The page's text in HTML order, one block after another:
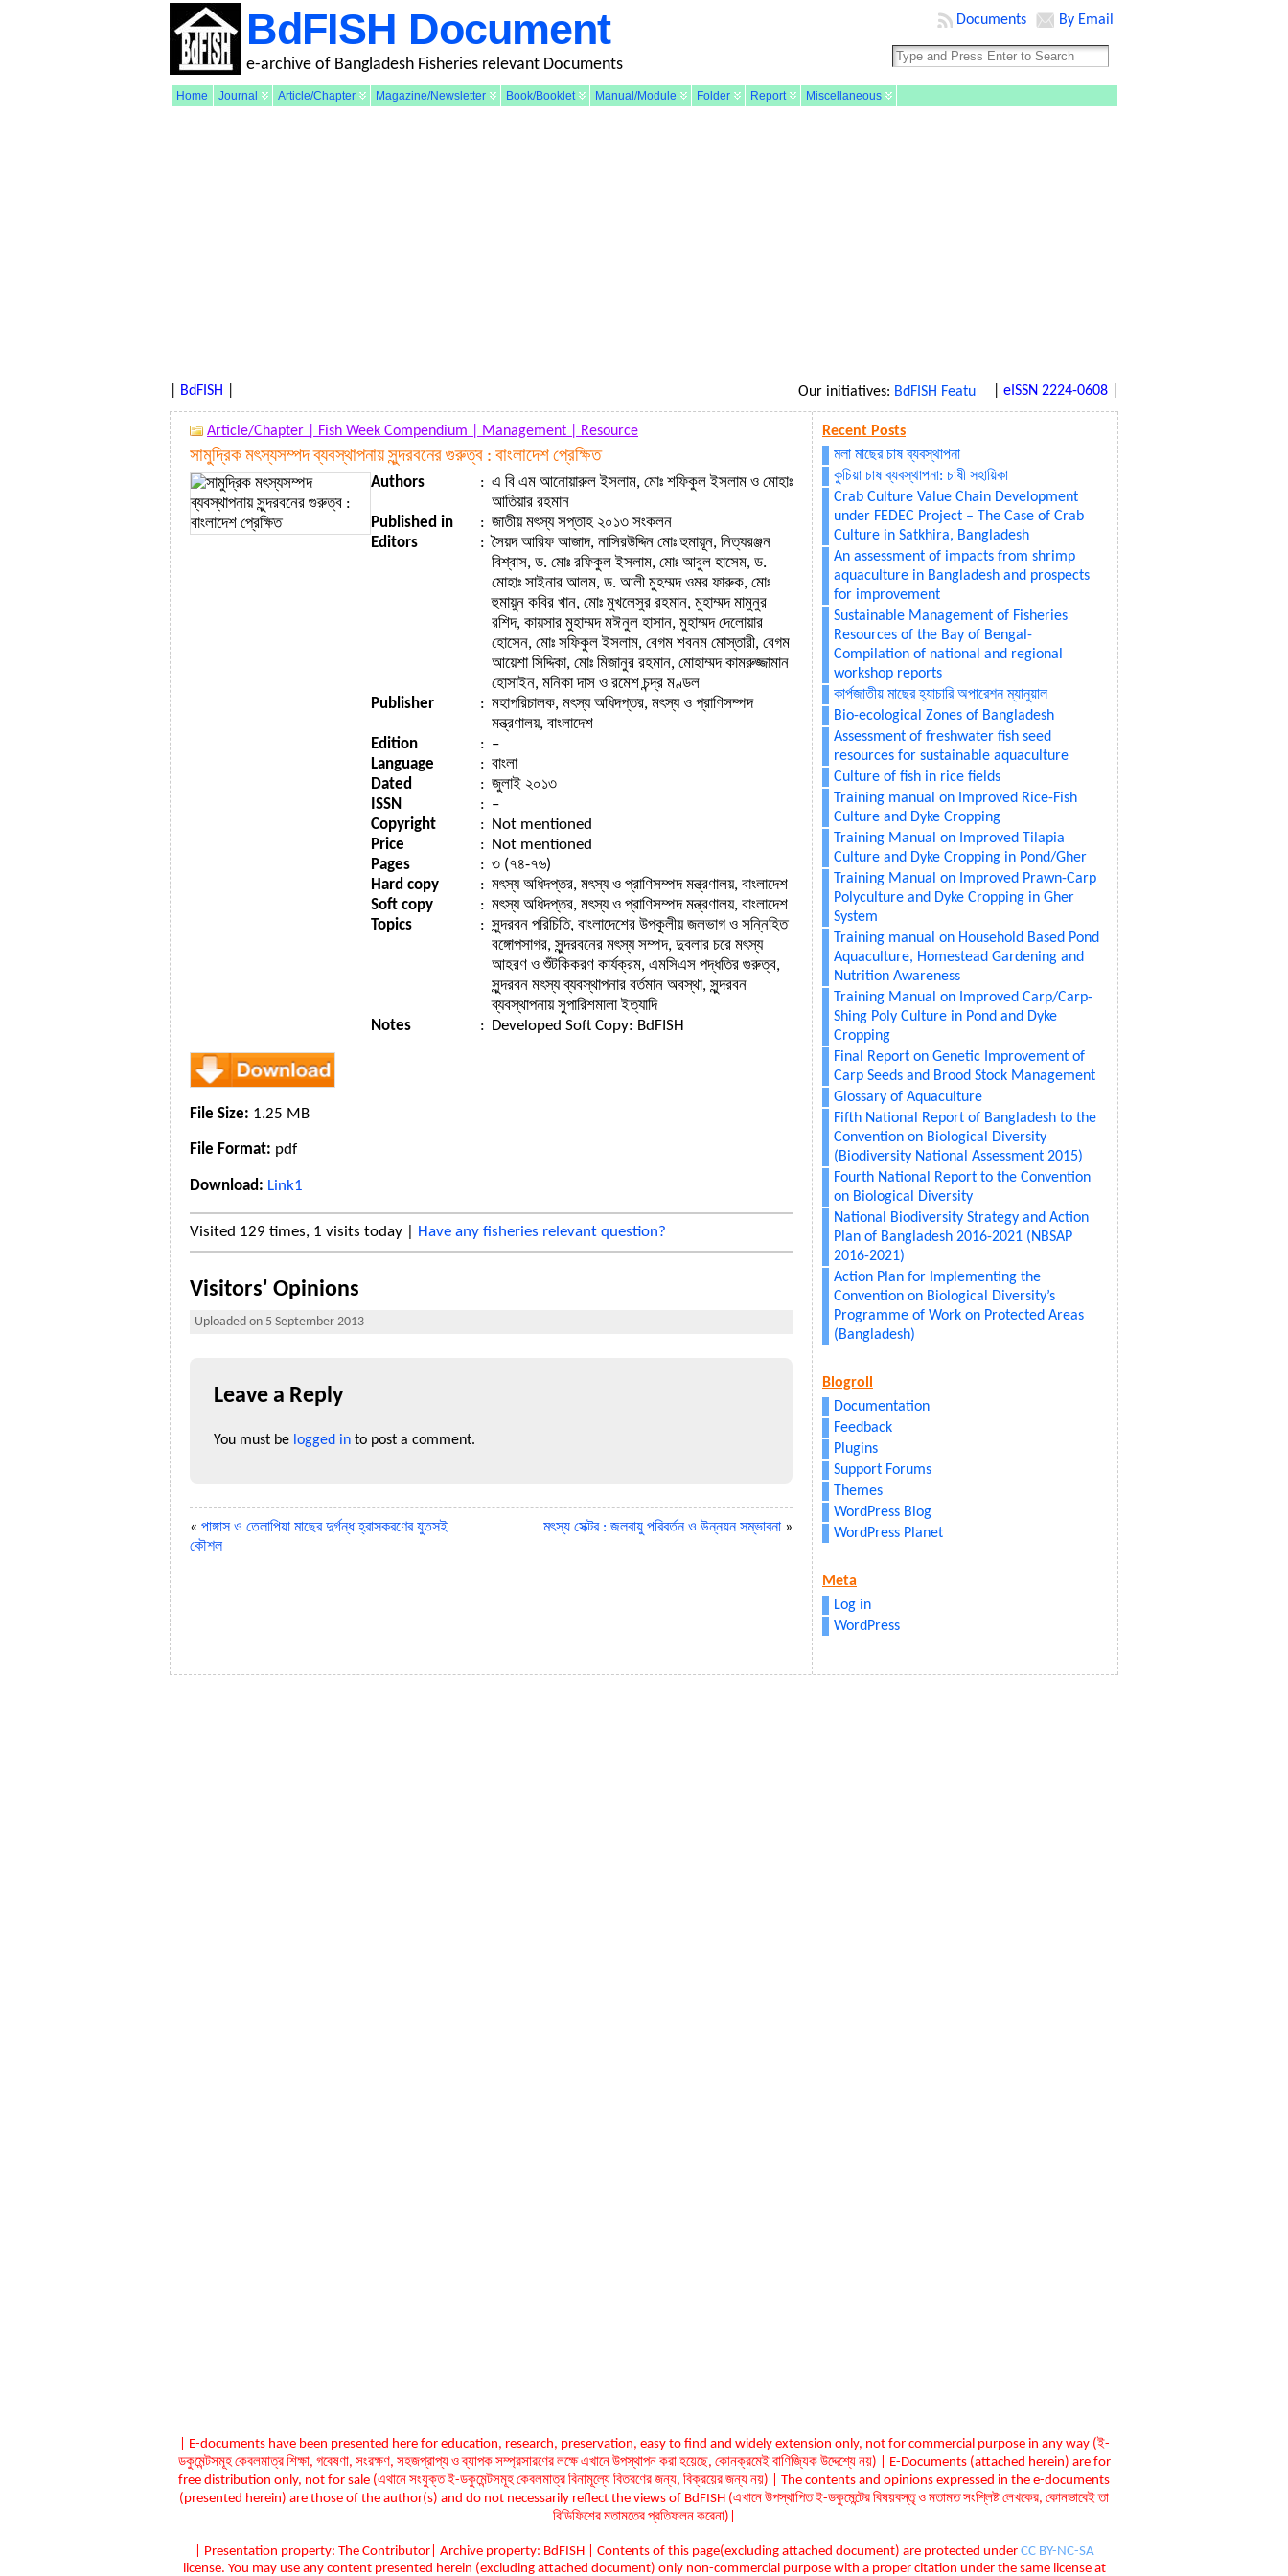
BdFISH Document
e-archive of Bangladesh Fisheries relevant Documents
By Email
Documents
Home Journal Article/Chapter Magazine/Newsletter Book/Booklet Manual/Module Folder Report Miscellaneous
BdFISH Our initiatives:BdFISH Feature| BdFISH Bangla|BdFISH Reference
eISSN 2224-0608
Article/Chapter | Fish Week Compendium | Management | Resource
সামুদ্রিক মৎস্যসম্পদ ব্যবস্থাপনায় সুন্দরবনের গুরুত্ব : বাংলাদেশ প্রেক্ষিত
Authors : এ বি এম আনোয়ারুল ইসলাম, মোঃ শফিকুল ইসলাম ও মোহাঃ
আতিয়ার রহমান
Published in
: জাতীয় মৎস্য সপ্তাহ ২০১৩ সংকলন
Editors
: সৈয়দ আরিফ আজাদ, নাসিরউদ্দিন মোঃ হুমায়ূন, নিত্যরঞ্জন
বিশ্বাস, ড. মোঃ রফিকুল ইসলাম, মোঃ আবুল হাসেম, ড.
মোহাঃ সাইনার আলম, ড. আলী মুহম্মদ ওমর ফারুক, মোঃ
হুমায়ুন কবির খান, মোঃ মুখলেসুর রহমান, মুহাম্মদ মামুনুর
রশিদ, কায়সার মুহাম্মদ মঈনুল হাসান, মুহাম্মদ দেলোয়ার
হোসেন, মোঃ সফিকুল ইসলাম, বেগম শবনম মোস্তারী, বেগম
আয়েশা সিদ্দিকা, মোঃ মিজানুর রহমান, মোহাম্মদ কামরুজ্জামান
হোসাইন, মনিকা দাস ও রমেশ চন্দ্র মণ্ডল
Publisher
: মহাপরিচালক, মৎস্য অধিদপ্তর, মৎস্য ও প্রাণিসম্পদ
মন্ত্রণালয়, বাংলাদেশ
Edition
: –
Language
: বাংলা
Dated
: জুলাই ২০১৩
ISSN
: –
Copyright
: Not mentioned
Price
: Not mentioned
Pages
: ৩ (৭৪-৭৬)
Hard copy
: মৎস্য অধিদপ্তর, মৎস্য ও প্রাণিসম্পদ মন্ত্রণালয়, বাংলাদেশ
Soft copy
: মৎস্য অধিদপ্তর, মৎস্য ও প্রাণিসম্পদ মন্ত্রণালয়, বাংলাদেশ
Topics
: সুন্দরবন পরিচিতি, বাংলাদেশের উপকূলীয় জলভাগ ও সন্নিহিত
বঙ্গোপসাগর, সুন্দরবনের মৎস্য সম্পদ, দুবলার চরে মৎস্য
আহরণ ও শুঁটকিকরণ কার্যক্রম, এমসিএস পদ্ধতির গুরুত্ব,
সুন্দরবন মৎস্য ব্যবস্থাপনার বর্তমান অবস্থা, সুন্দরবন
ব্যবস্থাপনায় সুপারিশমালা ইত্যাদি
Notes
: Developed Soft Copy: BdFISH
File Size: 1.25 MB
File Format: pdf
Download: Link1
Visited 129 times, 1 visits today | Have any fisheries relevant question?
Visitors' Opinions
Uploaded on 5 September 2013
Leave a Reply
You must be logged in to post a comment.
« পাঙ্গাস ও তেলাপিয়া মাছের দুর্গন্ধ হ্রাসকরণের যুতসই
কৌশল
মৎস্য সেক্টর : জলবায়ু পরিবর্তন ও উন্নয়ন সম্ভাবনা »
Recent Posts
মলা মাছের চাষ ব্যবস্থাপনা
কুচিয়া চাষ ব্যবস্থাপনা: চাষী সহায়িকা
Crab Culture Value Chain Development
under FEDEC Project – The Case of Crab
Culture in Satkhira, Bangladesh
An assessment of impacts from shrimp
aquaculture in Bangladesh and prospects
for improvement
Sustainable Management of Fisheries
Resources of the Bay of Bengal-
Compilation of national and regional
workshop reports
কার্পজাতীয় মাছের হ্যাচারি অপারেশন ম্যানুয়াল
Bio-ecological Zones of Bangladesh
Assessment of freshwater fish seed
resources for sustainable aquaculture
Culture of fish in rice fields
Training manual on Improved Rice-Fish
Culture and Dyke Cropping
Training Manual on Improved Tilapia
Culture and Dyke Cropping in Pond/Gher
Training Manual on Improved Prawn-Carp
Polyculture and Dyke Cropping in Gher
System
Training manual on Household Based Pond
Aquaculture, Homestead Gardening and
Nutrition Awareness
Training Manual on Improved Carp/Carp-
Shing Poly Culture in Pond and Dyke
Cropping
Final Report on Genetic Improvement of
Carp Seeds and Brood Stock Management
Glossary of Aquaculture
Fifth National Report of Bangladesh to the
Convention on Biological Diversity
(Biodiversity National Assessment 2015)
Fourth National Report to the Convention
on Biological Diversity
National Biodiversity Strategy and Action
Plan of Bangladesh 2016-2021 (NBSAP
2016-2021)
Action Plan for Implementing the
Convention on Biological Diversity’s
Programme of Work on Protected Areas
(Bangladesh)
Blogroll
Documentation
Feedback
Plugins
Support Forums
Themes
WordPress Blog
WordPress Planet
Meta
Log in
WordPress
| E-documents have been presented here for education, research, preservation, easy to find and widely extension only, not for commercial purpose in any way (ই-
ডকুমেন্টসমূহ কেবলমাত্র শিক্ষা, গবেষণা, সংরক্ষণ, সহজপ্রাপ্য ও ব্যাপক সম্প্রসারণের লক্ষে এখানে উপস্থাপন করা হয়েছে, কোনক্রমেই বাণিজ্যিক উদ্দেশ্যে নয়) | E-Documents (attached herein) are for
free distribution only, not for sale (এথানে সংযুক্ত ই-ডকুমেন্টসমূহ কেবলমাত্র বিনামূল্যে বিতরণের জন্য, বিক্রয়ের জন্য নয়) | The contents and opinions expressed in the e-documents
(presented herein) are those of the author(s) and do not necessarily reflect the views of BdFISH (এখানে উপস্থাপিত ই-ডকুমেন্টের বিষয়বস্তৃ ও মতামত সংশ্লিষ্ট লেখকের, কোনভাবেই তা
বিডিফিশের মতামতের প্রতিফলন করেনা)|
| Presentation property: The Contributor| Archive property: BdFISH | Contents of this page(excluding attached document) are protected under CC BY-NC-SA
license. You may use any content presented herein (excluding attached document) only non-commercial purpose with a proper citation under the same license at